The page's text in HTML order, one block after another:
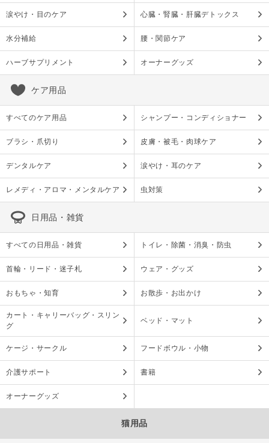
涙やけ・目のケア 心臓・腎臓・肝臓デトックス
水分補給 腰・関節ケア
ハーブサプリメント オーナーグッズ
ケア用品
すべてのケア用品 シャンプー・コンディショナー
ブラシ・爪切り 皮膚・被毛・肉球ケア
デンタルケア 涙やけ・耳のケア
レメディ・アロマ・メンタルケア 虫対策
日用品・雑貨
すべての日用品・雑貨 トイレ・除菌・消臭・防虫
首輪・リード・迷子札 ウェア・グッズ
おもちゃ・知育 お散歩・お出かけ
カート・キャリーバッグ・スリン
グ
ベッド・マット
ケージ・サークル フードボウル・小物
介護サポート 書籍
オーナーグッズ
猫用品